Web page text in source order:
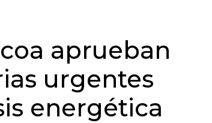
aprueban
urgentes
energética